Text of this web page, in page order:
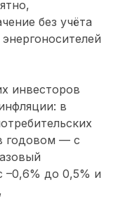
без учёта
инвесторов
в
годовом — с
–0,6% до 0,5% и